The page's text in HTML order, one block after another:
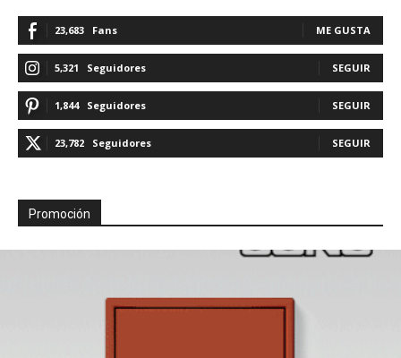
23,683 Fans ME GUSTA
5,321 Seguidores SEGUIR
1,844 Seguidores SEGUIR
23,782 Seguidores SEGUIR
Promoción